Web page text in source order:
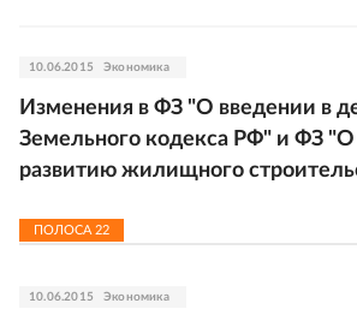
10.06.2015 Экономика
Изменения в ФЗ "О введении в
Земельного кодекса РФ" и ФЗ "О
развитию жилищного
ПОЛОСА 22
10.06.2015 Экономика